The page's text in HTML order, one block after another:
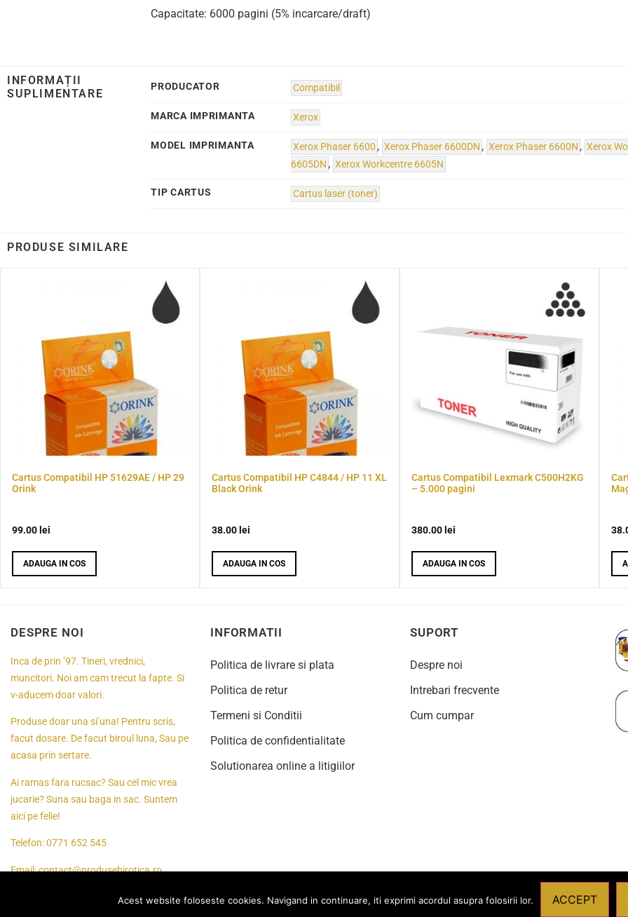
Capacitate: 6000 pagini (5% incarcare/draft)
INFORMAȚII
SUPLIMENTARE
PRODUCATOR Compatibil
MARCA IMPRIMANTA Xerox
MODEL IMPRIMANTA Xerox Phaser 6600 , Xerox Phaser 6600DN , Xerox Phaser 6600N , Xerox
6605DN , Xerox Workcentre 6605N
TIP CARTUS Cartus laser (toner)
PRODUSE SIMILARE
Cartus Compatibil HP 51629AE / HP 29
Orink
99.00 lei
ADAUGA IN COS
Cartus Compatibil HP C4844 / HP 11 XL
Black Orink
38.00 lei
ADAUGA IN COS
Cartus Compatibil Lexmark C500H2KG
– 5.000 pagini
380.00 lei
ADAUGA IN COS
DESPRE NOI
Inca de prin ’97. Tineri, vrednici,
muncitori. Noi am cam trecut la fapte. Si
v-aducem doar valori.
Produse doar una si’una! Pentru scris,
facut dosare. De facut biroul luna, Sau pe
acasa prin sertare.
Ai ramas fara rucsac? Sau cel mic vrea
jucarie? Suna sau baga in sac. Suntem
aici pe felie!
Telefon:0771 652 545
Email:contact@produsebirotica.ro
INFORMATII
Politica de livrare si plata
Politica de retur
Termeni si Conditii
Politica de confidentialitate
Solutionarea online a litigiilor
SUPORT
Despre noi
Intrebari frecvente
Cum cumpar
Acest website foloseste cookies. Navigand in continuare, iti exprimi acordul asupra folosirii lor. ACCEPT